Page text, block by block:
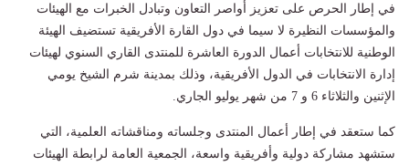
في إطار الحرص على تعزيز أواصر التعاون وتبادل الخبرات مع الهيئات
والمؤسسات النظيرة لا سيما في دول القارة الأفريقية تستضيف الهيئة
الوطنية للانتخابات أعمال الدورة العاشرة للمنتدى القاري السنوي لهيئات
إدارة الانتخابات في الدول الأفريقية، وذلك بمدينة شرم الشيخ يومي
الإثنين والثلاثاء 6 و 7 من شهر يوليو الجاري.
كما ستعقد في إطار أعمال المنتدى وجلساته ومناقشاته العلمية، التي
ستشهد مشاركة دولية وأفريقية واسعة، الجمعية العامة لرابطة الهيئات